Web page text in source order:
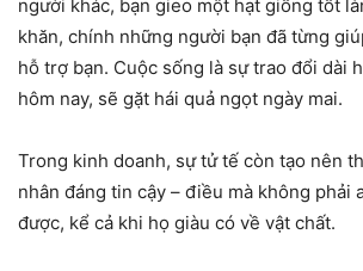
người khác, bạn gieo một hạt giống tốt
khăn, chính những người bạn đã từng
hỗ trợ bạn. Cuộc sống là sự trao đổi dài
hôm nay, sẽ gặt hái quả ngọt ngày mai.
Trong kinh doanh, sự tử tế còn tạo nên
nhân đáng tin cậy – điều mà không phải
được, kể cả khi họ giàu có về vật chất.